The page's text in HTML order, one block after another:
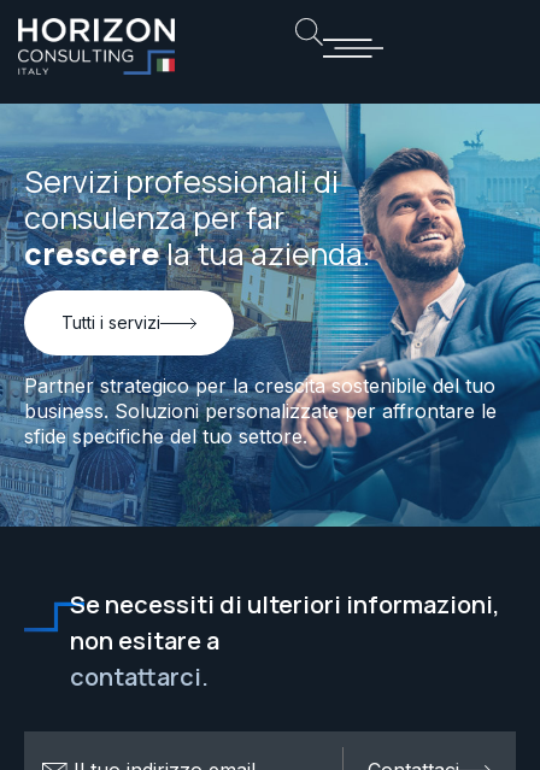
Servizi professionali di
consulenza per far
crescerela tua azienda.
Tutti i servizi
Partner strategico per la crescita sostenibile del tuo
business. Soluzioni personalizzate per affrontare le
sfide specifiche del tuo settore.
Se necessiti di ulteriori informazioni,
non esitare a
contattarci.